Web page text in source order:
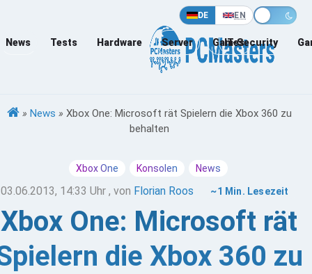
DE EN
News Tests Hardware Server Games
IT-Security
» News » Xbox One: Microsoft rät Spielern die Xbox 360 zu
behalten
Xbox One Konsolen News
03.06.2013, 14:33 Uhr , von Florian Roos ~1 Min. Lesezeit
Xbox One: Microsoft rät
die Xbox 360 zu